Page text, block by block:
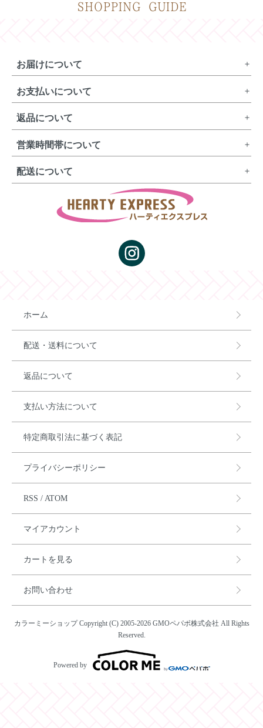
SHOPPING GUIDE
お届けについて
お支払いについて
返品について
営業時間帯について
配送について
ホーム
配送・送料について
返品について
支払い方法について
特定商取引法に基づく表記
プライバシーポリシー
RSS / ATOM
マイアカウント
カートを見る
お問い合わせ
カラーミーショップCopyright (C) 2005-2026 GMOペパボ株式会社 All Rights
Reserved.
Powered by